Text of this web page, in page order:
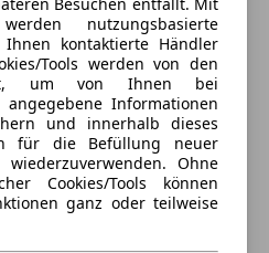
nutzungsbasierte
kontaktierte Händler
Tools werden von den
um von Ihnen bei
angegebene Informationen
und innerhalb dieses
für die Befüllung neuer
wiederzuverwenden. Ohne
Cookies/Tools können
ganz oder teilweise